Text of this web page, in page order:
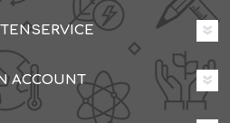
ACCOUNT